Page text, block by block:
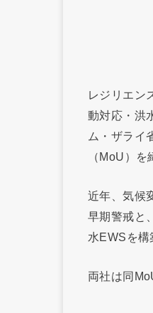
レジリエン
動対応・洪
ム・ザライ
（MoU）を
近年、気候
早期警戒と
水EWSを構
両社は同